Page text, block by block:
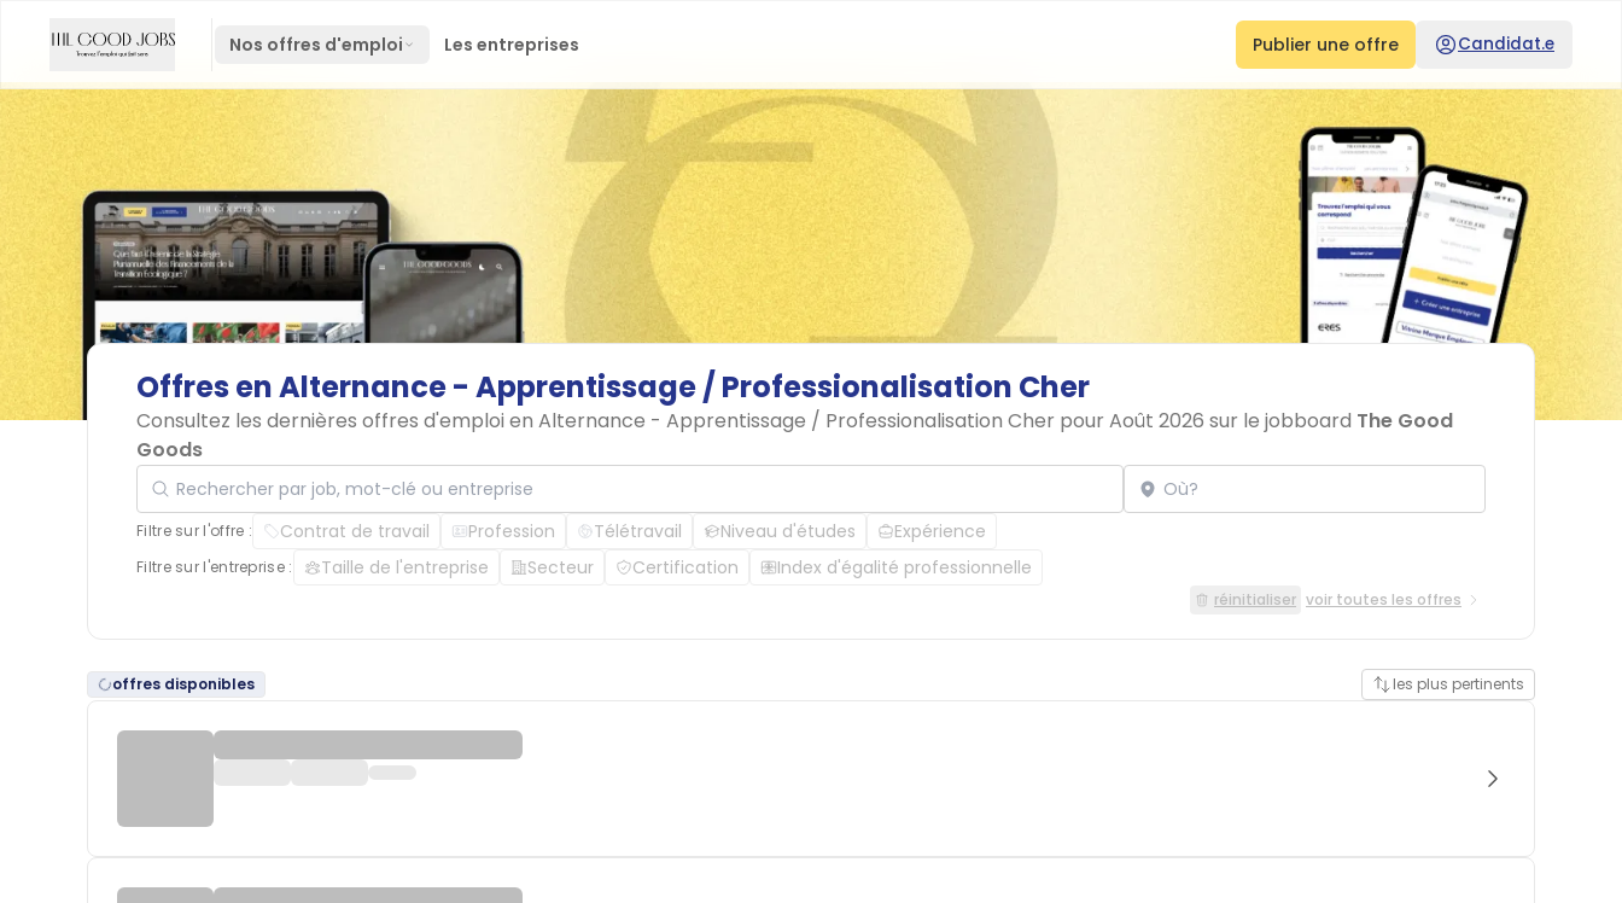
Nos offres d'emploi Les entreprises Publier une offre Candidat.e
Offres enAlternance- Apprentissage/ Professionalisation Cher
Consultez les dernières offres d'emploi en Alternance - Apprentissage / Professionalisation Cher pour Août 2026 sur le jobboard The Good
Goods
Rechercher par job, mot-clé ou entreprise Localisation
Filtre sur l'offre : Contrat de travail Profession Télétravail Niveau d'études Expérience
Filtre sur l'entreprise : Taille de l'entreprise Secteur Certification Index d'égalité professionnelle
réinitialiser voir toutes les offres
offres disponibles les plus pertinents